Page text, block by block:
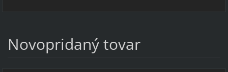
Novopridaný tovar